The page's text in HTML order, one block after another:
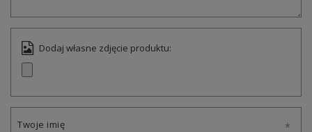
Dodaj własne zdjęcie produktu:
Twoje imię